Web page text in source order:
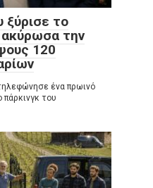
ξύρισε το
ακύρωσα την
120
ένα πρωινό
του